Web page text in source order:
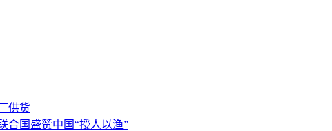
供货
合国盛赞中国“授人以渔”